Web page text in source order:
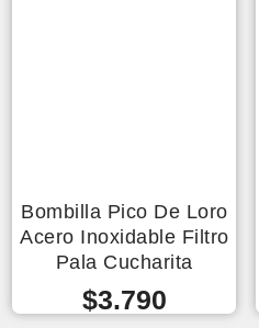
Bombilla Pico De Loro
Acero Inoxidable Filtro
Pala Cucharita
$3.790